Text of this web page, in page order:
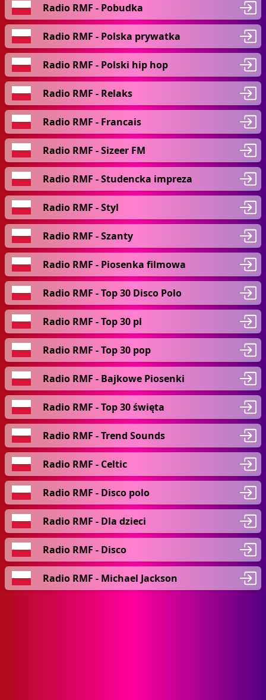
Radio RMF - Pobudka
Radio RMF - Polska prywatka
Radio RMF - Polski hip hop
Radio RMF - Relaks
Radio RMF - Francais
Radio RMF - Sizeer FM
Radio RMF - Studencka impreza
Radio RMF - Styl
Radio RMF - Szanty
Radio RMF - Piosenka filmowa
Radio RMF - Top 30 Disco Polo
Radio RMF - Top 30 pl
Radio RMF - Top 30 pop
Radio RMF - Bajkowe Piosenki
Radio RMF - Top 30 święta
Radio RMF - Trend Sounds
Radio RMF - Celtic
Radio RMF - Disco polo
Radio RMF - Dla dzieci
Radio RMF - Disco
Radio RMF - Michael Jackson